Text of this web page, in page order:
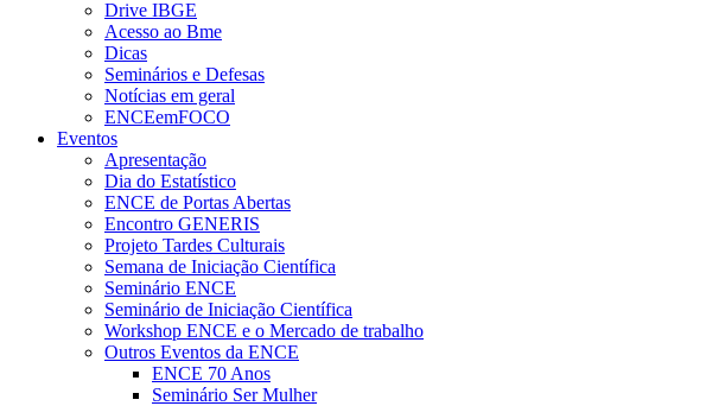
Drive IBGE
Acesso ao Bme
Dicas
Seminários e Defesas
Notícias em geral
ENCEemFOCO
Eventos
Apresentação
Dia do Estatístico
ENCE de Portas Abertas
Encontro GENERIS
Projeto Tardes Culturais
Semana de Iniciação Científica
Seminário ENCE
Seminário de Iniciação Científica
Workshop ENCE e o Mercado de trabalho
Outros Eventos da ENCE
ENCE 70 Anos
Seminário Ser Mulher